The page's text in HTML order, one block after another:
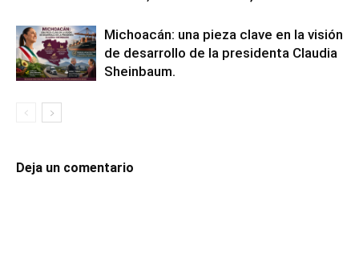
Michoacán: una pieza clave en la visión
de desarrollo de la presidenta Claudia
Sheinbaum.
Deja un comentario